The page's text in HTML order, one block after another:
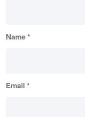
Name*
Email *